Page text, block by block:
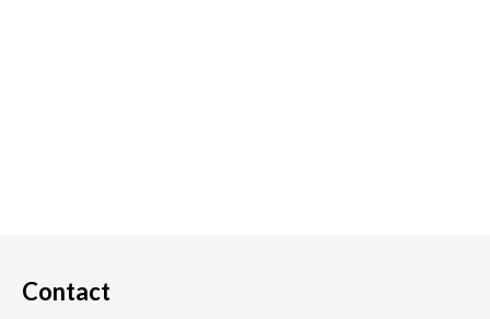
Contact